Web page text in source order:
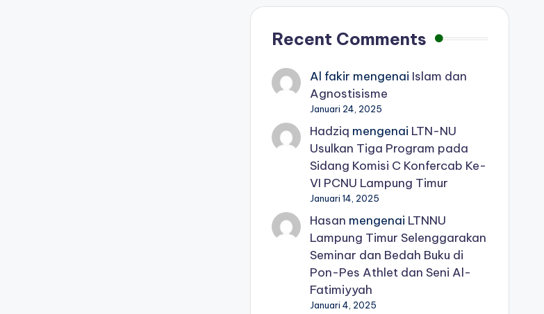
Recent Comments
Al fakir mengenai Islam dan
Agnostisisme
Januari 24, 2025
Hadziq mengenai LTN-NU
Usulkan Tiga Program pada
Sidang Komisi C Konfercab Ke-
VI PCNU Lampung Timur
Januari 14, 2025
Hasan mengenai LTNNU
Lampung Timur Selenggarakan
Seminar dan Bedah Buku di
Pon-Pes Athlet dan Seni Al-
Fatimiyyah
Januari 4, 2025